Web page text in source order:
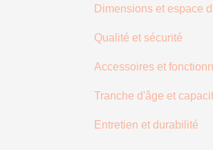
Dimensions et espace
Qualité et sécurité
Accessoires et
Tranche d'âge et
Entretien et durabilité